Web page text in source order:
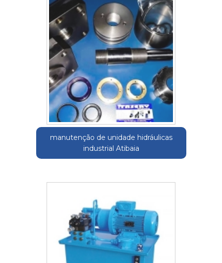
manutenção de unidade hidráulicas
industrial Atibaia